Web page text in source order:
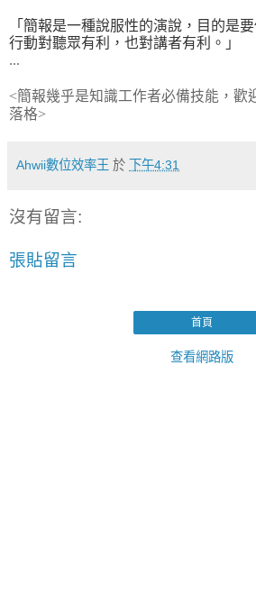
「簡報是一種說服性的演說，目的是
行動對聽眾有利，也對講者有利。」
...
<簡報幾乎是知識工作者必備技能，歡
落格>
Ahwii數位效率王 於 下午4:31
沒有留言:
張貼留言
首頁
查看網路版